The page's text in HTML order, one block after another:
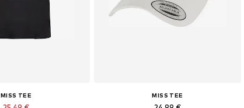
MISS TEE MISS TEE